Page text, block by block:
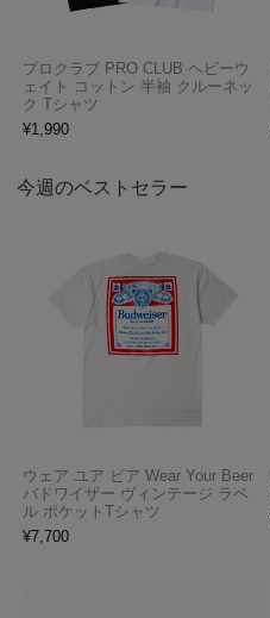
プロクラブ PRO CLUB ヘビーウ
ェイト コットン 半袖 クルーネッ
ク Tシャツ
¥1,990
今週のベストセラー
ウェア ユア ビア Wear Your Beer
バドワイザー ヴィンテージ ラベ
ル ポケットTシャツ
¥7,700